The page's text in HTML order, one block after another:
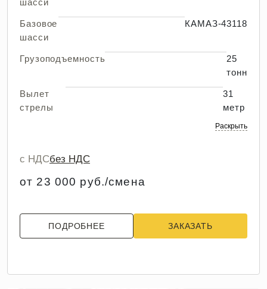
шасси
Базовое
шасси
КАМАЗ-43118
Грузоподъемность
25
тонн
Вылет
стрелы
31
метр
Раскрыть
с НДСбез НДС
от 23 000 руб./смена
ПОДРОБНЕЕ ЗАКАЗАТЬ